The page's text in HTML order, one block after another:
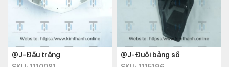
@J-Đầu trắng
@J-Đuôi bảng số